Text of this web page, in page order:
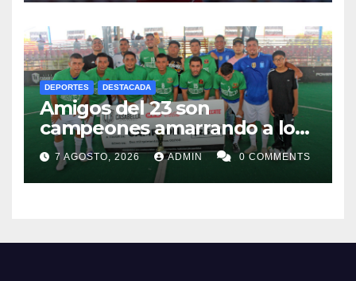
DEPORTES DESTACADA
Amigos del 23 son
campeones amarrando a los
“Perros Bravos”
7 AGOSTO, 2026 ADMIN 0 COMMENTS